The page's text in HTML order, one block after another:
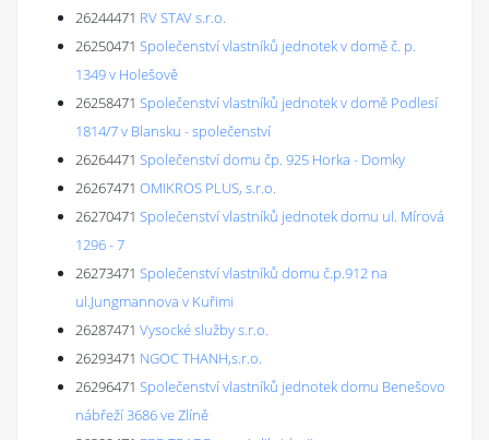
26244471 RV STAV s.r.o.
26250471 Společenství vlastníků jednotek v domě č. p.
1349 v Holešově
26258471 Společenství vlastníků jednotek v domě Podlesí
1814/7 v Blansku - společenství
26264471 Společenství domu čp. 925 Horka - Domky
26267471 OMIKROS PLUS, s.r.o.
26270471 Společenství vlastníků jednotek domu ul. Mírová
1296 - 7
26273471 Společenství vlastníků domu č.p.912 na
ul.Jungmannova v Kuřimi
26287471 Vysocké služby s.r.o.
26293471 NGOC THANH,s.r.o.
26296471 Společenství vlastníků jednotek domu Benešovo
nábřeží 3686 ve Zlíně